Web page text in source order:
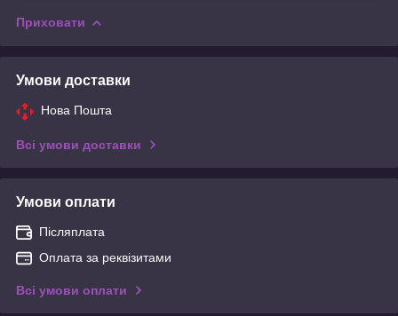
Приховати
Умови доставки
Нова Пошта
Всі умови доставки
Умови оплати
Післяплата
Оплата за реквізитами
Всі умови оплати